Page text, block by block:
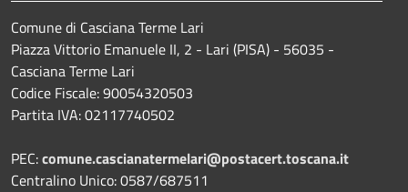
Comune di Casciana Terme Lari
Piazza Vittorio Emanuele II, 2 - Lari (PISA) - 56035 -
Casciana Terme Lari
Codice Fiscale: 90054320503
Partita IVA: 02117740502
PEC:comune.cascianatermelari@postacert.toscana.it
Centralino Unico: 0587/687511